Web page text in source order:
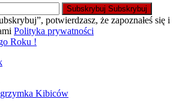
Subskrybuj Subskrybuj
potwierdzasz, że zapoznałeś się i
Polityka prywatności
Roku !
Kibiców